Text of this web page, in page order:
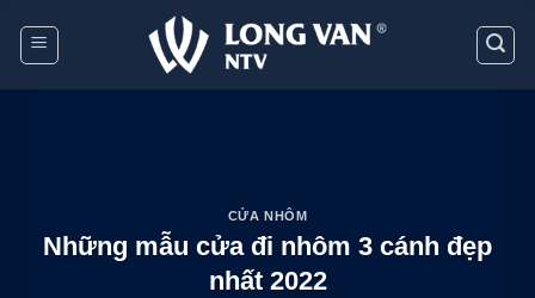
CỬA NHÔM
Những mẫu cửa đi nhôm 3 cánh đẹp
nhất 2022